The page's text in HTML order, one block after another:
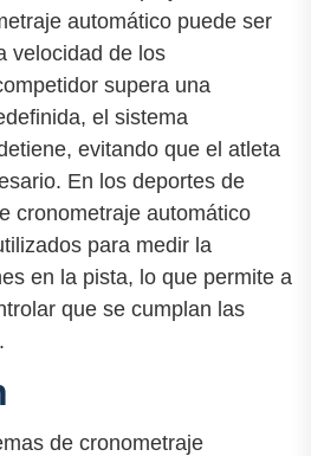
automático puede ser
velocidad de los
supera una
el sistema
evitando que el atleta
En los deportes de
cronometraje automático
para medir la
en la pista, lo que permite a
que se cumplan las
de cronometraje